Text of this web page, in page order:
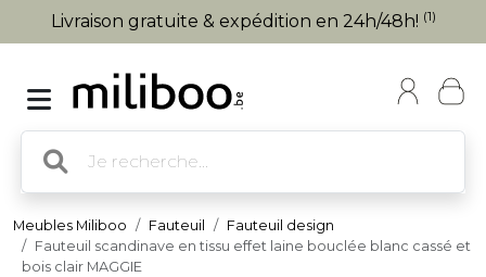
Livraison gratuite & expédition en 24h/48h! (1)
Meubles Miliboo Fauteuil
Fauteuil design
Fauteuil scandinave en tissu effet laine bouclée blanc cassé et
bois clair MAGGIE